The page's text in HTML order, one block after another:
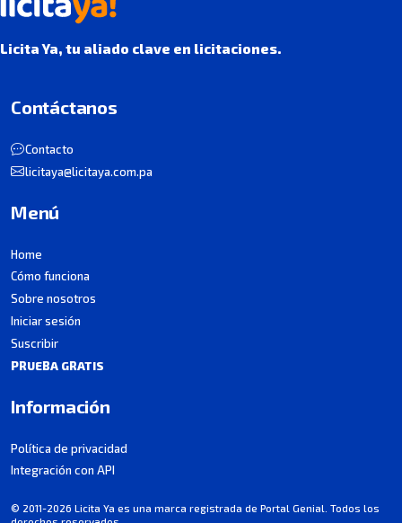
Licita Ya, tu aliado clave en licitaciones.
Contáctanos
Contacto
licitaya@licitaya.com.pa
Menú
Home
Cómo funciona
Sobre nosotros
Iniciar sesión
Suscribir
PRUEBA GRATIS
Información
Política de privacidad
Integración con API
© 2011-2026 Licita Ya es una marca registrada de Portal Genial. Todos los